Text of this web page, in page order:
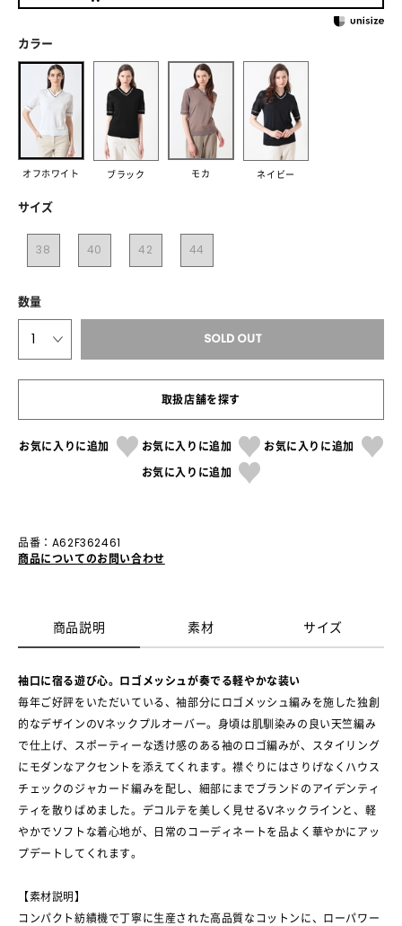
カラー
オフホワイト ブラック モカ ネイビー
サイズ
38 40 42 44
数量
1 SOLD OUT
取扱店舗を探す
お気に入りに追加 お気に入りに追加
お気に入りに追加
お気に入りに追加
品番：A62F362461
商品についてのお問い合わせ
商品説明 素材 サイズ
袖口に宿る遊び心。ロゴメッシュが奏でる軽やかな装い
毎年ご好評をいただいている、袖部分にロゴメッシュ編みを施した独創
的なデザインのVネックプルオーバー。身頃は肌馴染みの良い天竺編み
で仕上げ、スポーティーな透け感のある袖のロゴ編みが、スタイリング
にモダンなアクセントを添えてくれます。襟ぐりにはさりげなくハウス
チェックのジャカード編みを配し、細部にまでブランドのアイデンティ
ティを散りばめました。デコルテを美しく見せるVネックラインと、軽
やかでソフトな着心地が、日常のコーディネートを品よく華やかにアッ
プデートしてくれます。
【素材説明】
コンパクト紡績機で丁寧に生産された高品質なコットンに、ローパワー